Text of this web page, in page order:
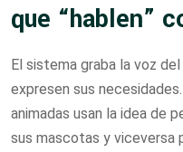
que “hablen”
El sistema graba la voz
expresen sus
animadas usan la idea de
sus mascotas y viceversa